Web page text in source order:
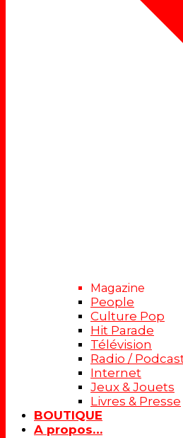
Magazine
People
Culture Pop
Hit Parade
Télévision
Radio /
Internet
Jeux & Jouets
Livres & Presse
BOUTIQUE
A propos…